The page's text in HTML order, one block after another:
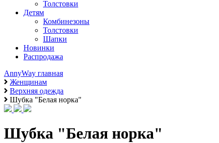
Толстовки
Детям
Комбинезоны
Толстовки
Шапки
Новинки
Распродажа
AnnyWay главная
Женщинам
Верхняя одежда
Шубка "Белая норка"
Шубка "Белая норка"